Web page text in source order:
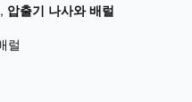
, 압출기 나사와 배럴
럴